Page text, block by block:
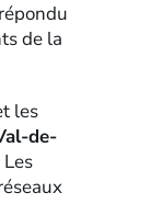
de la
les
de-